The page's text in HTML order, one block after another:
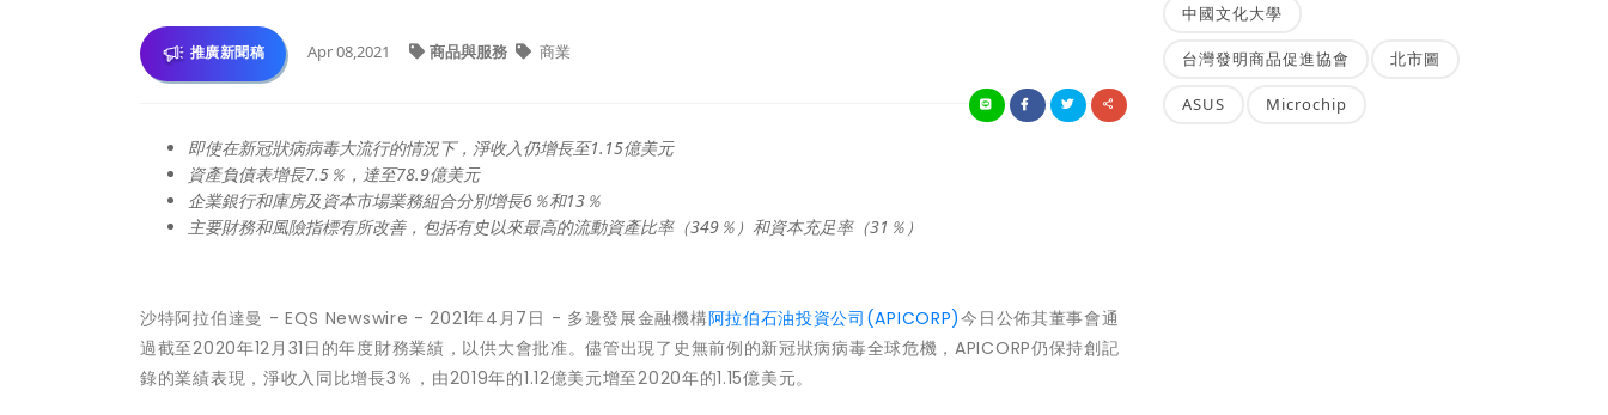
推廣新聞稿 Apr 08,2021 商品與服務 商業
即使在新冠狀病病毒大流行的情況下，淨收入仍增長至1.15億美元
資產負債表增長7.5％，達至78.9億美元
企業銀行和庫房及資本市場業務組合分別增長6％和13％
主要財務和風險指標有所改善，包括有史以來最高的流動資產比率（349％）和資本充足率（31％）
沙特阿拉伯達曼 - EQS Newswire - 2021年4月7日 - 多邊發展金融機構阿拉伯石油投資公司(APICORP)今日公佈其董事會通
過截至2020年12月31日的年度財務業績，以供大會批准。儘管出現了史無前例的新冠狀病病毒全球危機，APICORP仍保持創記
錄的業績表現，淨收入同比增長3％，由2019年的1.12億美元增至2020年的1.15億美元。
中國文化大學
台灣發明商品促進協會 北市圖
ASUS Microchip